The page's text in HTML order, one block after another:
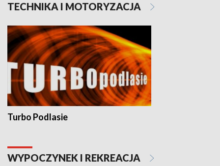
TECHNIKA I MOTORYZACJA
Turbo Podlasie
WYPOCZYNEK I REKREACJA